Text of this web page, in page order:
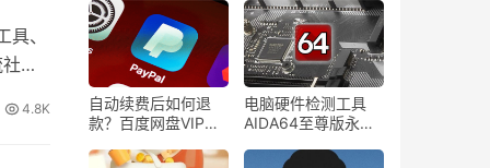
、
区
4.8K
自动续费后如何退
款？百度网盘VIP自
电脑硬件检测工具
AIDA64至尊版永久